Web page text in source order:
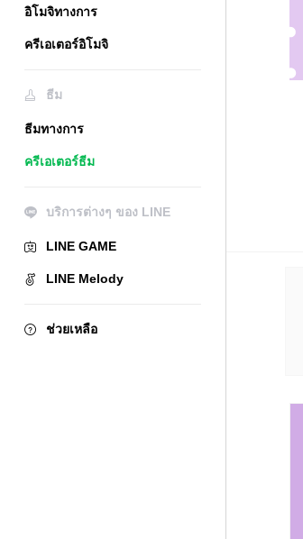
อิโมจิทางการ
ครีเอเตอร์อิโมจิ
ธีม
ธีมทางการ
ครีเอเตอร์ธีม
บริการต่างๆ ของ LINE
LINE GAME
LINE Melody
ช่วยเหลือ